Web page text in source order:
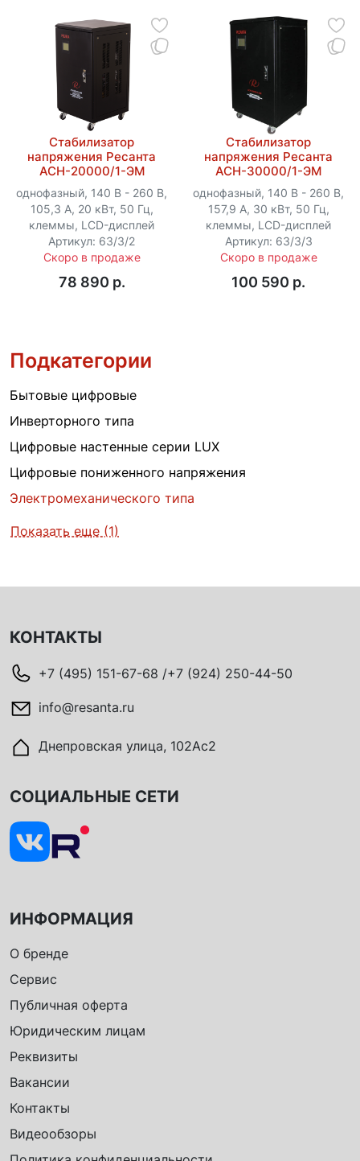
Стабилизатор
напряжения Ресанта
АСН-20000/1-ЭМ
однофазный, 140 В - 260 В,
105,3 А, 20 кВт, 50 Гц,
клеммы, LCD-дисплей
Артикул: 63/3/2
Скоро в продаже
78 890 p.
Стабилизатор
напряжения Ресанта
АСН-30000/1-ЭМ
однофазный, 140 В - 260 В,
157,9 А, 30 кВт, 50 Гц,
клеммы, LCD-дисплей
Артикул: 63/3/3
Скоро в продаже
100 590 p.
Подкатегории
Бытовые цифровые
Инверторного типа
Цифровые настенные серии LUX
Цифровые пониженного напряжения
Электромеханического типа
Показать еще (1)
КОНТАКТЫ
+7 (495) 151-67-68 /+7 (924) 250-44-50
info@resanta.ru
Днепровская улица, 102Ас2
ИНФОРМАЦИЯ
О бренде
Сервис
Публичная оферта
Юридическим лицам
Реквизиты
Вакансии
Контакты
Видеообзоры
СОЦИАЛЬНЫЕ СЕТИ